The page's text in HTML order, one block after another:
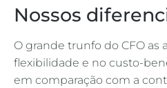
Nossos
O grande trunfo do CFO as
flexibilidade e no custo-
em comparação com a